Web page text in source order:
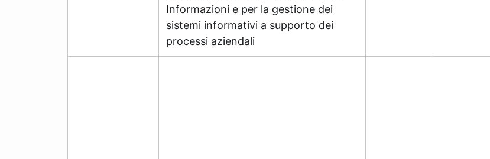
Informazioni e per la gestione dei
sistemi informativi a supporto dei
processi aziendali